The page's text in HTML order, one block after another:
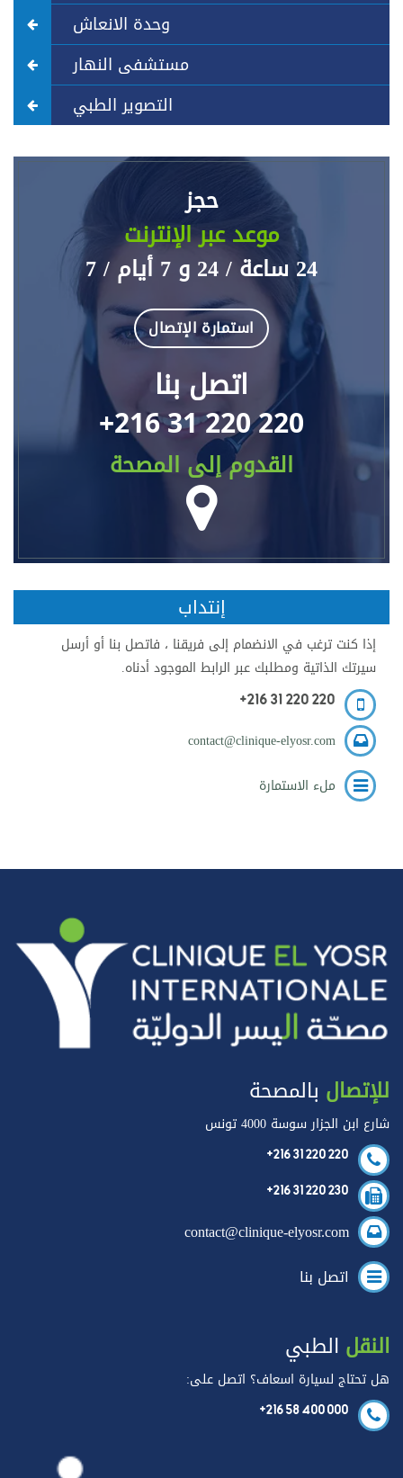
وحدة الانعاش
مستشفى النهار
التصوير الطبي
حجز
موعد عبر الإنترنت
24 ساعة / 24 و 7 أيام / 7
استمارة الإتصال
اتصل بنا
+216 31 220 220
القدوم إلى المصحة
إنتداب
إذا كنت ترغب في الانضمام إلى فريقنا ، فاتصل بنا أو أرسل
سيرتك الذاتية ومطلبك عبر الرابط الموجود أدناه.
+216 31 220 220
contact@clinique-elyosr.com
ملء الاستمارة
للإتصال بالمصحة
شارع ابن الجزار سوسة 4000 تونس
+216 31 220 220
+216 31 220 230
contact@clinique-elyosr.com
اتصل بنا
النقل الطبي
هل تحتاج لسيارة اسعاف؟ اتصل على:
+216 58 400 000